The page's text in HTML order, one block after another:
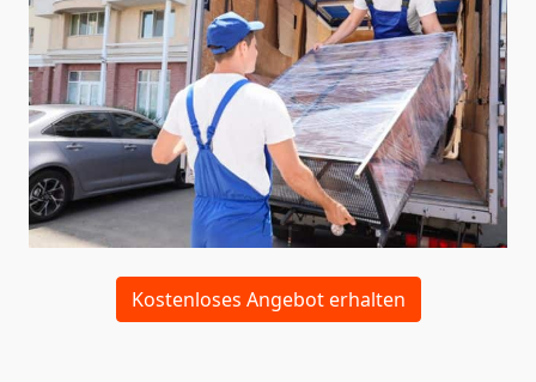
Kostenloses Angebot erhalten